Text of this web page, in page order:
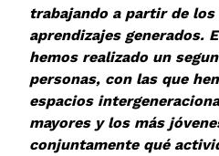
trabajando a partir de
aprendizajes generados.
hemos realizado un
personas, con las que
espacios
mayores y los más
conjuntamente qué